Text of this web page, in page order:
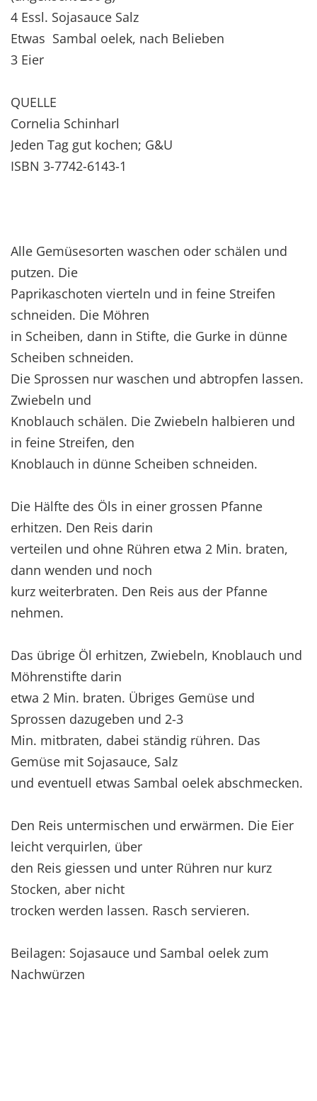
4 Essl. Sojasauce Salz
Etwas Sambal oelek, nach Belieben
3 Eier
QUELLE
Cornelia Schinharl
Jeden Tag gut kochen; G&U
ISBN 3-7742-6143-1
Alle Gemüsesorten waschen oder schälen und
putzen. Die
Paprikaschoten vierteln und in feine Streifen
schneiden. Die Möhren
in Scheiben, dann in Stifte, die Gurke in dünne
Scheiben schneiden.
Die Sprossen nur waschen und abtropfen lassen.
Zwiebeln und
Knoblauch schälen. Die Zwiebeln halbieren und
in feine Streifen, den
Knoblauch in dünne Scheiben schneiden.
Die Hälfte des Öls in einer grossen Pfanne
erhitzen. Den Reis darin
verteilen und ohne Rühren etwa 2 Min. braten,
dann wenden und noch
kurz weiterbraten. Den Reis aus der Pfanne
nehmen.
Das übrige Öl erhitzen, Zwiebeln, Knoblauch und
Möhrenstifte darin
etwa 2 Min. braten. Übriges Gemüse und
Sprossen dazugeben und 2-3
Min. mitbraten, dabei ständig rühren. Das
Gemüse mit Sojasauce, Salz
und eventuell etwas Sambal oelek abschmecken.
Den Reis untermischen und erwärmen. Die Eier
leicht verquirlen, über
den Reis giessen und unter Rühren nur kurz
Stocken, aber nicht
trocken werden lassen. Rasch servieren.
Beilagen: Sojasauce und Sambal oelek zum
Nachwürzen